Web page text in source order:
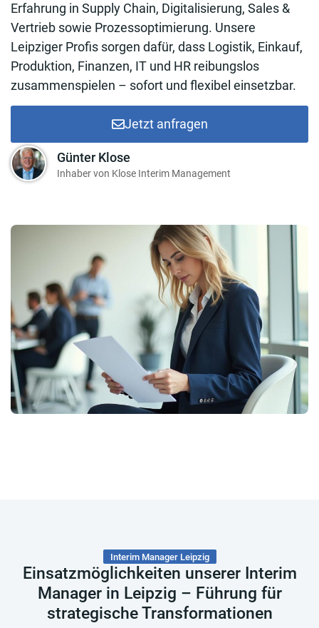
Erfahrung in Supply Chain, Digitalisierung, Sales &
Vertrieb sowie Prozessoptimierung. Unsere
Leipziger Profis sorgen dafür, dass Logistik, Einkauf,
Produktion, Finanzen, IT und HR reibungslos
zusammenspielen – sofort und flexibel einsetzbar.
Jetzt anfragen
Günter Klose
Inhaber von Klose Interim Management
Interim Manager Leipzig
Einsatzmöglichkeiten unserer Interim
Manager in Leipzig – Führung für
strategische Transformationen